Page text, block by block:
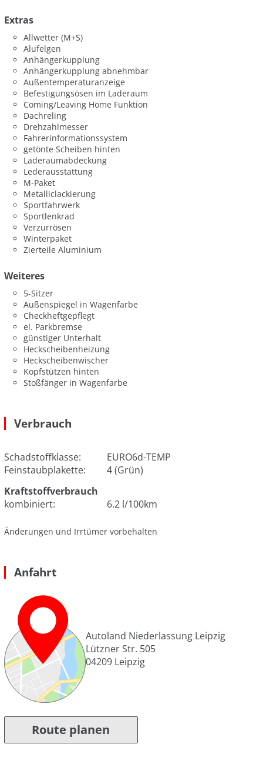
Extras
Allwetter (M+S)
Alufelgen
Anhängerkupplung
Anhängerkupplung abnehmbar
Außentemperaturanzeige
Befestigungsösen im Laderaum
Coming/Leaving Home Funktion
Dachreling
Drehzahlmesser
Fahrerinformationssystem
getönte Scheiben hinten
Laderaumabdeckung
Lederausstattung
M-Paket
Metalliclackierung
Sportfahrwerk
Sportlenkrad
Verzurrösen
Winterpaket
Zierteile Aluminium
Weiteres
5-Sitzer
Außenspiegel in Wagenfarbe
Checkheftgepflegt
el. Parkbremse
günstiger Unterhalt
Heckscheibenheizung
Heckscheibenwischer
Kopfstützen hinten
Stoßfänger in Wagenfarbe
Verbrauch
Schadstoffklasse:
EURO6d-TEMP
Feinstaubplakette:
4 (Grün)
Kraftstoffverbrauch
kombiniert:
6.2 l/100km
Änderungen und Irrtümer vorbehalten
Anfahrt
Autoland Niederlassung Leipzig
Lützner Str. 505
04209 Leipzig
Route planen